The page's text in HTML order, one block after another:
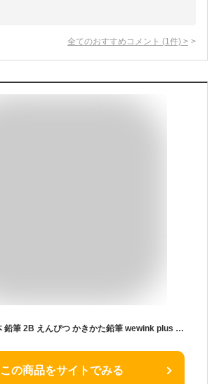
全てのおすすめコメント (1 件) >
【送料無料】80本 鉛筆 2B えんぴつ かきかた鉛筆 wewink plus 天然木の素材 六角軸 スケッチ鉛筆 入園、入学、メモ、試験用 ペンシル デッサン鉛筆 文房具用品に
この商品をサイトでみる